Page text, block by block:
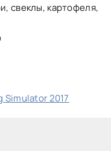
свеклы, картофеля,
Simulator 2017